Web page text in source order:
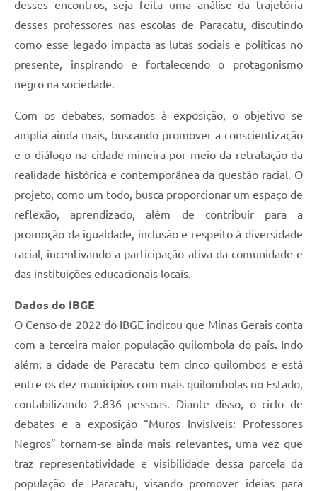
desses encontros, seja feita uma análise da trajetória
desses professores nas escolas de Paracatu, discutindo
como esse legado impacta as lutas sociais e políticas no
presente, inspirando e fortalecendo o protagonismo
negro na sociedade.
Com os debates, somados à exposição, o objetivo se
amplia ainda mais, buscando promover a conscientização
e o diálogo na cidade mineira por meio da retratação da
realidade histórica e contemporânea da questão racial. O
projeto, como um todo, busca proporcionar um espaço de
reflexão, aprendizado, além de contribuir para a
promoção da igualdade, inclusão e respeito à diversidade
racial, incentivando a participação ativa da comunidade e
das instituições educacionais locais.
Dados do IBGE
O Censo de 2022 do IBGE indicou que Minas Gerais conta
com a terceira maior população quilombola do país. Indo
além, a cidade de Paracatu tem cinco quilombos e está
entre os dez municípios com mais quilombolas no Estado,
contabilizando 2.836 pessoas. Diante disso, o ciclo de
debates e a exposição “Muros Invisíveis: Professores
Negros” tornam-se ainda mais relevantes, uma vez que
traz representatividade e visibilidade dessa parcela da
população de Paracatu, visando promover ideias para